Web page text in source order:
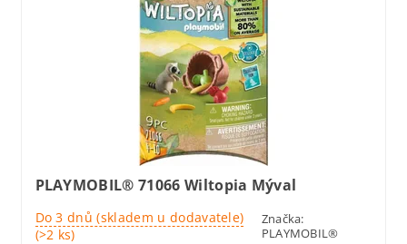
PLAYMOBIL® 71066 Wiltopia Mýval
Do 3 dnů (skladem u dodavatele)
(>2 ks)
Značka:
PLAYMOBIL®